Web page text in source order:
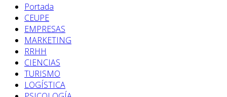
Portada
CEUPE
EMPRESAS
MARKETING
RRHH
CIENCIAS
TURISMO
LOGÍSTICA